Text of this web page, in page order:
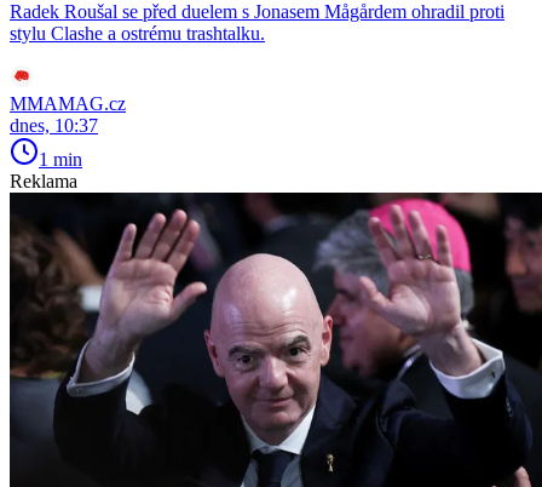
Radek Roušal se před duelem s Jonasem Mågårdem ohradil proti
stylu Clashe a ostrému trashtalku.
MMAMAG.cz
dnes, 10:37
1 min
Reklama